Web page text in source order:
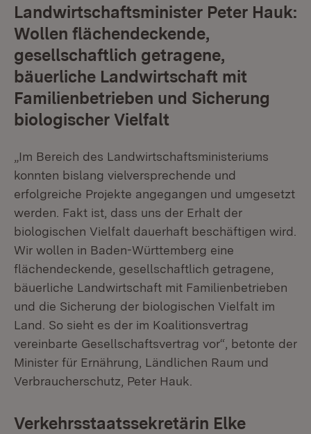
Landwirtschaftsminister Peter Hauk:
Wollen flächendeckende,
gesellschaftlich getragene,
bäuerliche Landwirtschaft mit
Familienbetrieben und Sicherung
biologischer Vielfalt
„Im Bereich des Landwirtschaftsministeriums
konnten bislang vielversprechende und
erfolgreiche Projekte angegangen und umgesetzt
werden. Fakt ist, dass uns der Erhalt der
biologischen Vielfalt dauerhaft beschäftigen wird.
Wir wollen in Baden-Württemberg eine
flächendeckende, gesellschaftlich getragene,
bäuerliche Landwirtschaft mit Familienbetrieben
und die Sicherung der biologischen Vielfalt im
Land. So sieht es der im Koalitionsvertrag
vereinbarte Gesellschaftsvertrag vor“, betonte der
Minister für Ernährung, Ländlichen Raum und
Verbraucherschutz, Peter Hauk.
Verkehrsstaatssekretärin Elke